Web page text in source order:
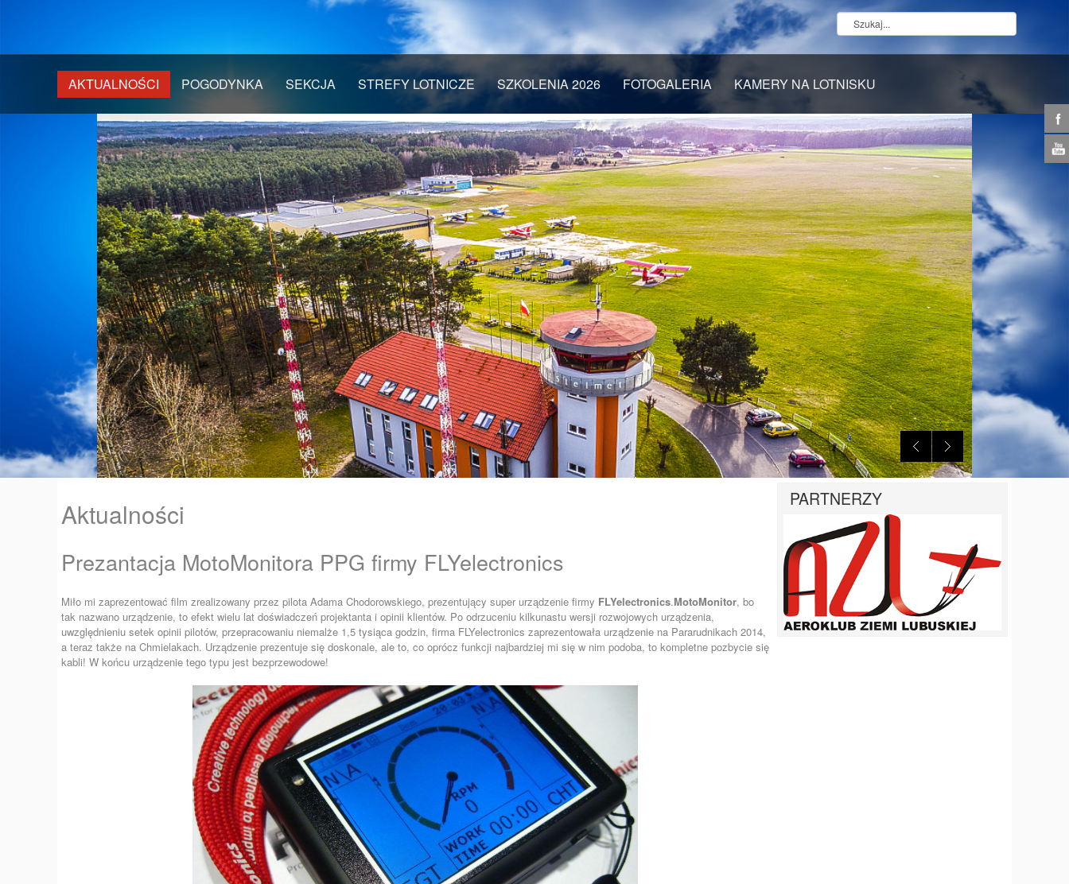
AKTUALNOŚCI POGODYNKA SEKCJA STREFY LOTNICZE SZKOLENIA 2026 FOTOGALERIA KAMERY NA LOTNISKU
Aktualności
Prezantacja MotoMonitora PPG firmy FLYelectronics
Miło mi zaprezentować film zrealizowany przez pilota Adama Chodorowskiego, prezentujący super urządzenie firmy FLYelectronics.MotoMonitor, bo
tak nazwano urządzenie, to efekt wielu lat doświadczeń projektanta i opinii klientów. Po odrzuceniu kilkunastu wersji rozwojowych urządzenia,
uwzględnieniu setek opinii pilotów, przepracowaniu niemalże 1,5 tysiąca godzin, firma FLYelectronics zaprezentowała urządzenie na Pararudnikach 2014,
a teraz także na Chmielakach. Urządzenie prezentuje się doskonale, ale to, co oprócz funkcji najbardziej mi się w nim podoba, to kompletne pozbycie się
kabli! W końcu urządzenie tego typu jest bezprzewodowe!
PARTNERZY